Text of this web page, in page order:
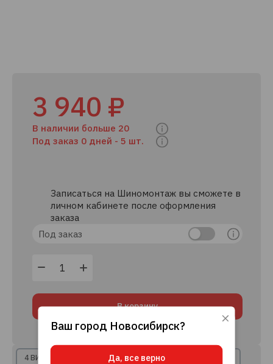
3 940 ₽
В наличии больше 20
Под заказ 0 дней - 5 шт.
Записаться на Шиномонтаж вы сможете в
личном кабинете после оформления
заказа
Под заказ
В корзину
4 ВИДА РАССРОЧКИ 8+ КРЕДИТНЫХ ПРЕДЛОЖЕНИЙ
Ваш город Новосибирск?
Да, все верно
Используя данный сайт, вы даете согласие
нам делать его удобнее для вас.